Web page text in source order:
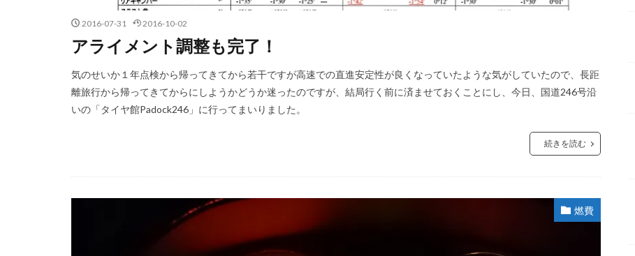
2016-07-31 2016-10-02
アライメント調整も完了！
気のせいか１年点検から帰ってきてから若干ですが高速での直進安定性が良くなっていたような気がしていたので、長距
離旅行から帰ってきてからにしようかどうか迷ったのですが、結局行く前に済ませておくことにし、今日、国道246号沿
いの「タイヤ館Padock246」に行ってまいりました。
続きを読む
燃費